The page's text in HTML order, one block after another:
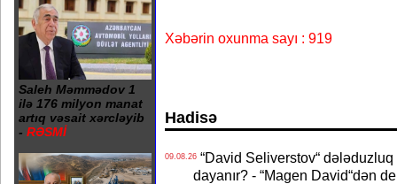
Saleh Məmmədov 1
ilə 176 milyon manat
artıq vəsait xərcləyib
- RƏSMİ
Xəbərin oxunma sayı : 919
Hadisə
09.08.26“David Seliverstov“
dayanır? - “Magen David“dən